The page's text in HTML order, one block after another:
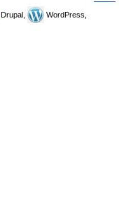
Drupal,
WordPress,